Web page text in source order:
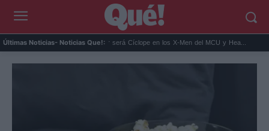
Últimas Noticias- Noticias Que!:
del Narc... Kit Connor será Cíclope en los X-Men del MCU y Hea... Rosalía